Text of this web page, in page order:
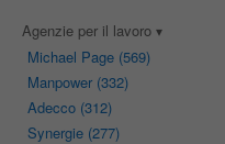
Agenzie per il lavoro
Michael Page(569)
Manpower(332)
Adecco(312)
Synergie(277)